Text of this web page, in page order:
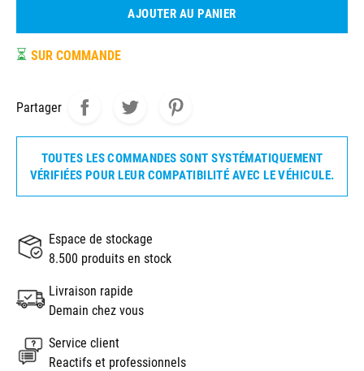
AJOUTER AU PANIER
⏳ SUR COMMANDE
Partager
TOUTES LES COMMANDES SONT SYSTÉMATIQUEMENT
VÉRIFIÉES POUR LEUR COMPATIBILITÉ AVEC LE VÉHICULE.
Espace de stockage
8.500 produits en stock
Livraison rapide
Demain chez vous
Service client
Reactifs et professionnels